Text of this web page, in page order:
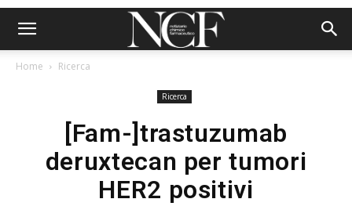
Home Ricerca
Ricerca
[Fam-]trastuzumab
deruxtecan per tumori
HER2 positivi